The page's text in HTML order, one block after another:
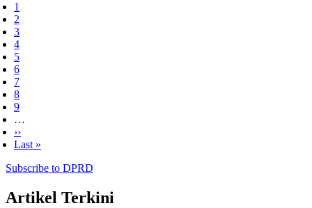
Pagination
Current
page
1
Page
2
Page
3
Page
4
Page
5
Page
6
Page
7
Page
8
Page
9
…
Next
page
››
Last
Last »
Subscribe to DPRD
Artikel Terkini